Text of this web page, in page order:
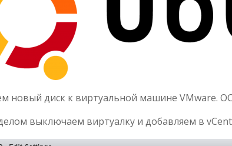
новый диск к виртуальной машине VMware.
выключаем виртуалку и добавляем в